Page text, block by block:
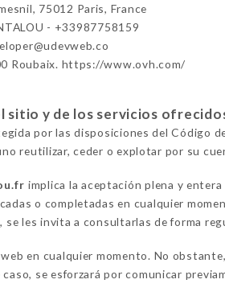
75012 Paris, France
- +33987758159
Roubaix. https://www.ovh.com/
sitio y de los servicios
por las disposiciones del Código
reutilizar, ceder o explotar por su
implica la aceptación plena y
o completadas en cualquier
les invita a consultarlas de forma
en cualquier momento. No
se esforzará por comunicar